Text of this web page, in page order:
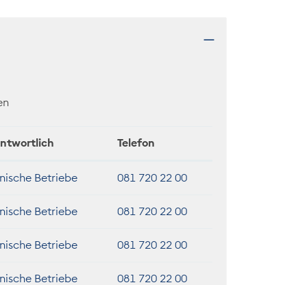
Telefon
Betriebe 081 720 22 00
Betriebe 081 720 22 00
Betriebe 081 720 22 00
Betriebe 081 720 22 00